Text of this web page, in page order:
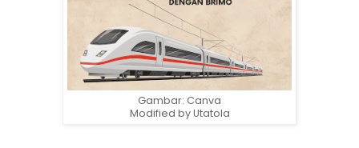
Gambar: Canva
Modified byUtatola